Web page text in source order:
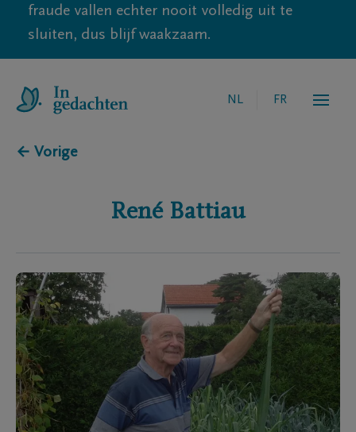
fraude vallen echter nooit volledig uit te
sluiten, dus blijf waakzaam.
NL FR
← Vorige
René Battiau